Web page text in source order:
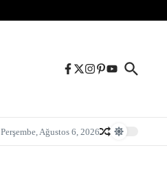
Perşembe, Ağustos 6, 2026